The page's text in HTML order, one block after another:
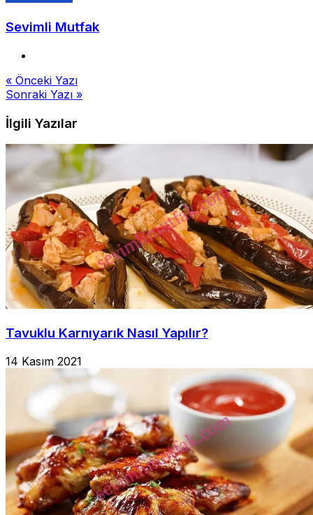
Sevimli Mutfak
Yazı
gezinmesi
« Önceki Yazı
Sonraki Yazı »
İlgili Yazılar
Tavuklu Karnıyarık Nasıl Yapılır?
14 Kasım 2021